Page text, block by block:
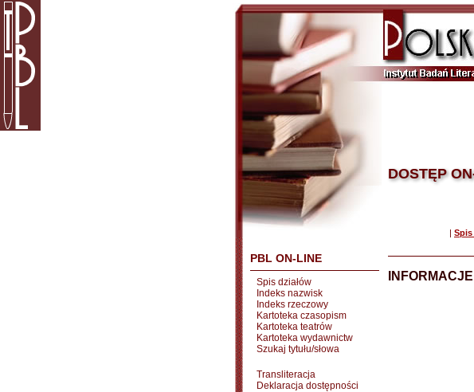
PBL ON-LINE
Spis działów
Indeks nazwisk
Indeks rzeczowy
Kartoteka czasopism
Kartoteka teatrów
Kartoteka wydawnictw
Szukaj tytułu/słowa
Transliteracja
Deklaracja dostępności
DOSTĘP
| Spis